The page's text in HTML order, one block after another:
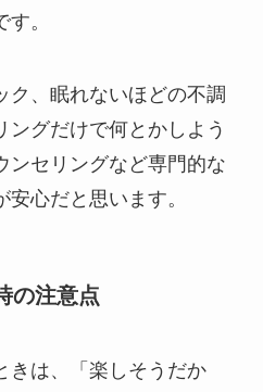
。
ク、眠れないほどの不調
ングだけで何とかしよう
ンセリングなど専門的な
心だと思います。
の注意点
きは、「楽しそうだか